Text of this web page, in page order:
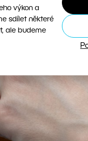
výkon a
sdílet některé
ale budeme